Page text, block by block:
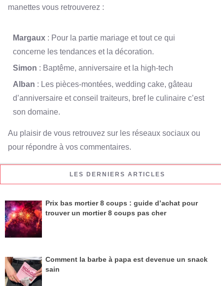
manettes vous retrouverez :
Margaux : Pour la partie mariage et tout ce qui
concerne les tendances et la décoration.
Simon : Baptême, anniversaire et la high-tech
Alban : Les pièces-montées, wedding cake, gâteau
d’anniversaire et conseil traiteurs, bref le culinaire c’est
son domaine.
Au plaisir de vous retrouvez sur les réseaux sociaux ou
pour répondre à vos commentaires.
LES DERNIERS ARTICLES
Prix bas mortier 8 coups : guide d’achat pour
trouver un mortier 8 coups pas cher
Comment la barbe à papa est devenue un snack
sain